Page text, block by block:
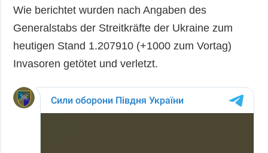
Wie berichtet wurden nach Angaben des
Generalstabs der Streitkräfte der Ukraine zum
heutigen Stand 1.207910 (+1000 zum Vortag)
Invasoren getötet und verletzt.